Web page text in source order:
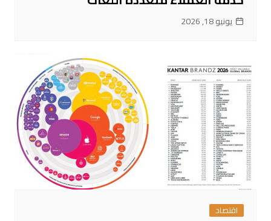
يونيو 18, 2026
اقتصاد